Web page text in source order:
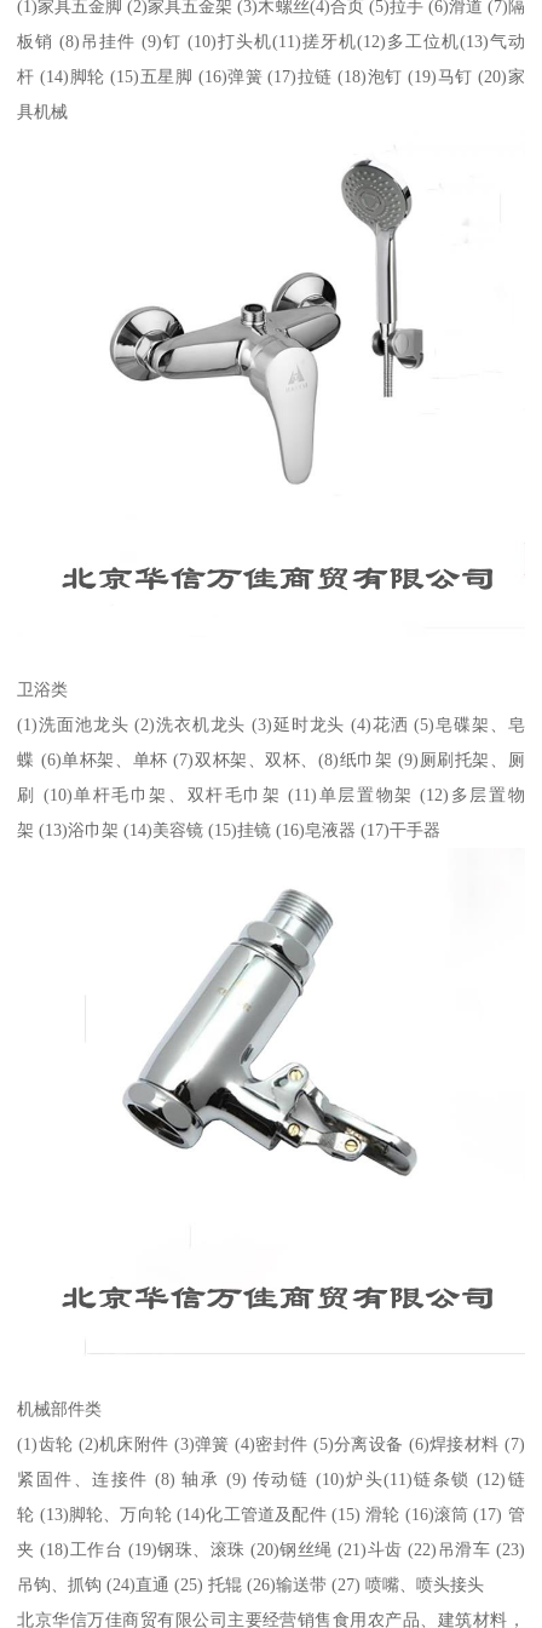
(1)家具五金脚 (2)家具五金架 (3)木螺丝(4)合页 (5)拉手 (6)滑道 (7)隔
板销 (8)吊挂件 (9)钉 (10)打头机(11)搓牙机(12)多工位机(13)气动
杆 (14)脚轮 (15)五星脚 (16)弹簧 (17)拉链 (18)泡钉 (19)马钉 (20)家
具机械
卫浴类
(1)洗面池龙头 (2)洗衣机龙头 (3)延时龙头 (4)花洒 (5)皂碟架、皂
蝶 (6)单杯架、单杯 (7)双杯架、双杯、(8)纸巾架 (9)厕刷托架、厕
刷 (10)单杆毛巾架、双杆毛巾架 (11)单层置物架 (12)多层置物
架 (13)浴巾架 (14)美容镜 (15)挂镜 (16)皂液器 (17)干手器
机械部件类
(1)齿轮 (2)机床附件 (3)弹簧 (4)密封件 (5)分离设备 (6)焊接材料 (7)
紧固件、连接件 (8) 轴承 (9) 传动链 (10)炉头(11)链条锁 (12)链
轮 (13)脚轮、万向轮 (14)化工管道及配件 (15) 滑轮 (16)滚筒 (17) 管
夹 (18)工作台 (19)钢珠、滚珠 (20)钢丝绳 (21)斗齿 (22)吊滑车 (23)
吊钩、抓钩 (24)直通 (25) 托辊 (26)输送带 (27) 喷嘴、喷头接头
北京华信万佳商贸有限公司主要经营销售食用农产品、建筑材料，